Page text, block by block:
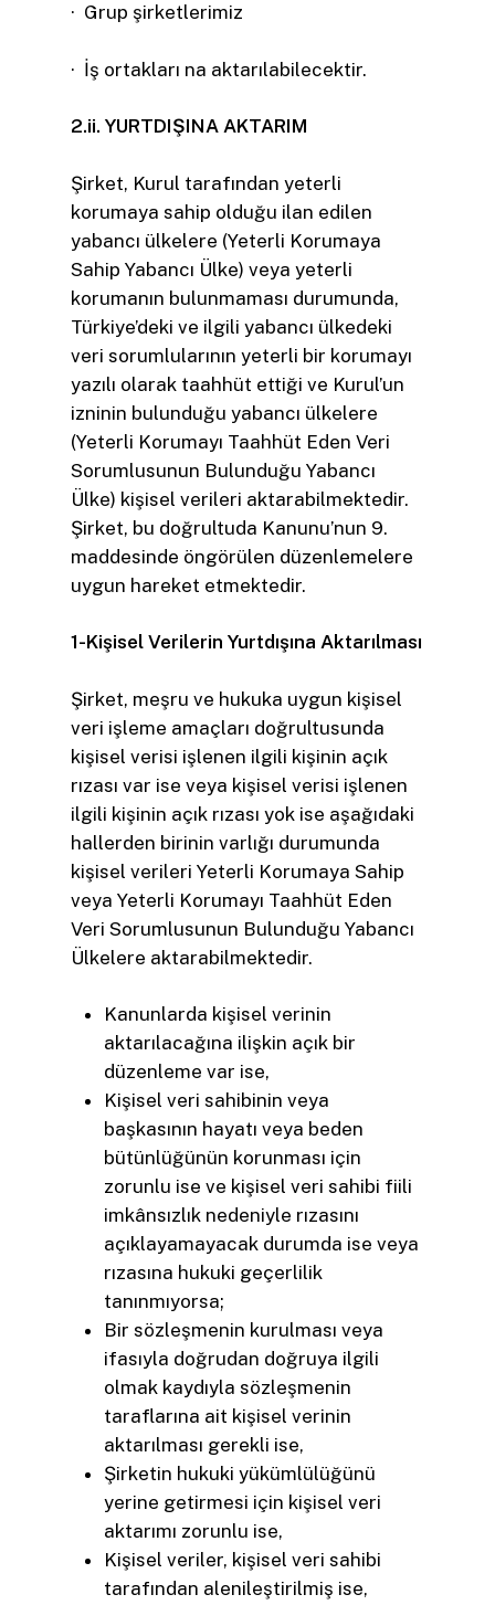
· Grup şirketlerimiz
· İş ortakları na aktarılabilecektir.
2.ii. YURTDIŞINA AKTARIM
Şirket, Kurul tarafından yeterli
korumaya sahip olduğu ilan edilen
yabancı ülkelere (Yeterli Korumaya
Sahip Yabancı Ülke) veya yeterli
korumanın bulunmaması durumunda,
Türkiye’deki ve ilgili yabancı ülkedeki
veri sorumlularının yeterli bir korumayı
yazılı olarak taahhüt ettiği ve Kurul’un
izninin bulunduğu yabancı ülkelere
(Yeterli Korumayı Taahhüt Eden Veri
Sorumlusunun Bulunduğu Yabancı
Ülke) kişisel verileri aktarabilmektedir.
Şirket, bu doğrultuda Kanunu’nun 9.
maddesinde öngörülen düzenlemelere
uygun hareket etmektedir.
1-Kişisel Verilerin Yurtdışına Aktarılması
Şirket, meşru ve hukuka uygun kişisel
veri işleme amaçları doğrultusunda
kişisel verisi işlenen ilgili kişinin açık
rızası var ise veya kişisel verisi işlenen
ilgili kişinin açık rızası yok ise aşağıdaki
hallerden birinin varlığı durumunda
kişisel verileri Yeterli Korumaya Sahip
veya Yeterli Korumayı Taahhüt Eden
Veri Sorumlusunun Bulunduğu Yabancı
Ülkelere aktarabilmektedir.
Kanunlarda kişisel verinin
aktarılacağına ilişkin açık bir
düzenleme var ise,
Kişisel veri sahibinin veya
başkasının hayatı veya beden
bütünlüğünün korunması için
zorunlu ise ve kişisel veri sahibi fiili
imkânsızlık nedeniyle rızasını
açıklayamayacak durumda ise veya
rızasına hukuki geçerlilik
tanınmıyorsa;
Bir sözleşmenin kurulması veya
ifasıyla doğrudan doğruya ilgili
olmak kaydıyla sözleşmenin
taraflarına ait kişisel verinin
aktarılması gerekli ise,
Şirketin hukuki yükümlülüğünü
yerine getirmesi için kişisel veri
aktarımı zorunlu ise,
Kişisel veriler, kişisel veri sahibi
tarafından alenileştirilmiş ise,